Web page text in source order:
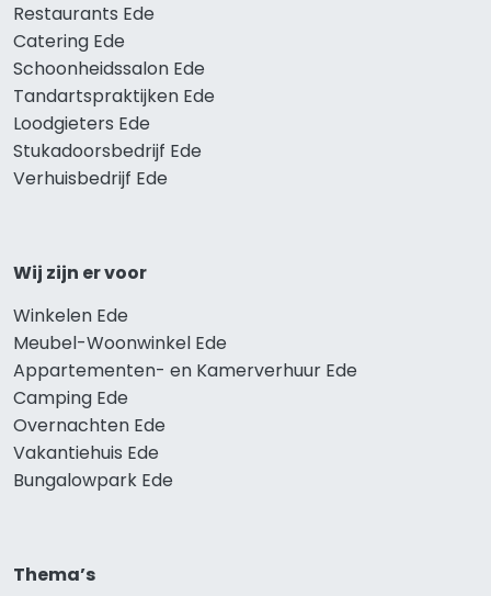
Restaurants Ede
Catering Ede
Schoonheidssalon Ede
Tandartspraktijken Ede
Loodgieters Ede
Stukadoorsbedrijf Ede
Verhuisbedrijf Ede
Wij zijn er voor
Winkelen Ede
Meubel-Woonwinkel Ede
Appartementen- en Kamerverhuur Ede
Camping Ede
Overnachten Ede
Vakantiehuis Ede
Bungalowpark Ede
Thema’s